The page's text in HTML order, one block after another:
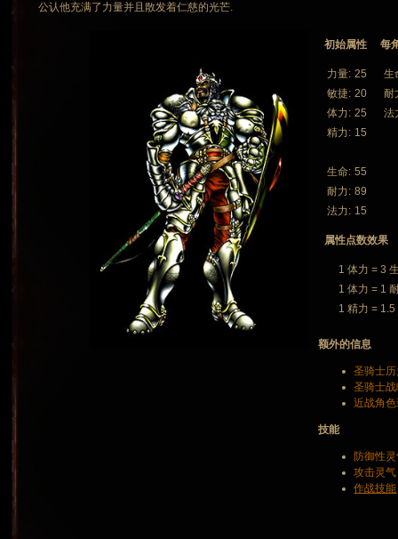
公认他充满了力量并且散发着仁慈的光芒.
初始属性
力量: 25
敏捷: 20
体力: 25
精力: 15
生命: 55
耐力: 89
法力: 15
每
生
耐
法
属性点数效果
1 体力 = 3
1 体力 = 1
1 精力 = 1.5
额外的信息
圣骑士
圣骑士
近战角
技能
防御性
攻击灵气
作战技能